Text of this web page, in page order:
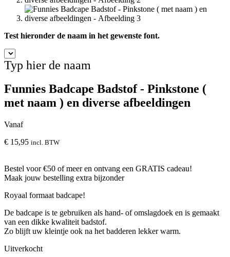
Test hieronder de naam in het gewenste font.
Typ hier de naam
Funnies Badcape Badstof - Pinkstone (
met naam ) en diverse afbeeldingen
Vanaf
€ 15,95 incl. BTW
Bestel voor €50 of meer en ontvang een GRATIS cadeau!
Maak jouw bestelling extra bijzonder
Royaal formaat badcape!
De badcape is te gebruiken als hand- of omslagdoek en is gemaakt
van een dikke kwaliteit badstof.
Zo blijft uw kleintje ook na het badderen lekker warm.
Uitverkocht